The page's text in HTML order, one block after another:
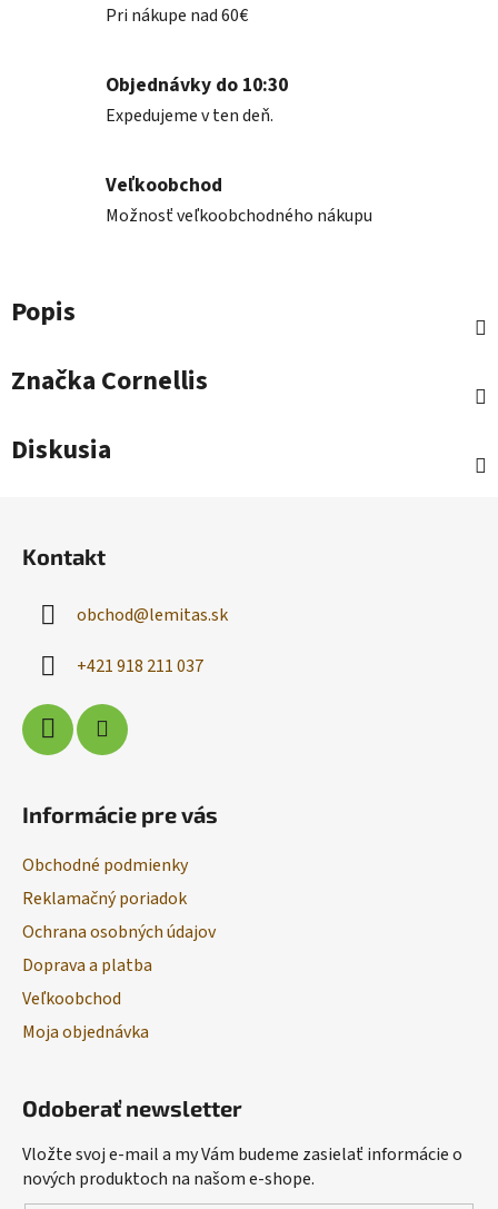
Pri nákupe nad 60€
Objednávky do 10:30
Expedujeme v ten deň.
Veľkoobchod
Možnosť veľkoobchodného nákupu
Popis
Značka Cornellis
Diskusia
Kontakt
obchod@lemitas.sk
+421 918 211 037
Informácie pre vás
Obchodné podmienky
Reklamačný poriadok
Ochrana osobných údajov
Doprava a platba
Veľkoobchod
Moja objednávka
Odoberať newsletter
Vložte svoj e-mail a my Vám budeme zasielať informácie o
nových produktoch na našom e-shope.